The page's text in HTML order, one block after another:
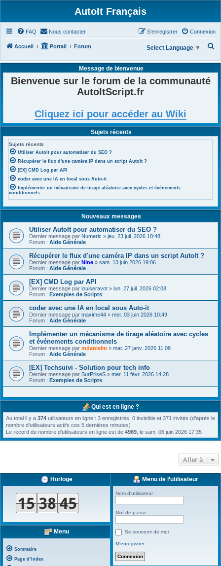
AutoIt Français
FAQ Nous contacter Connexion
S’enregistrer
Accueil Portail Forum
h
Select Language ▼
Message de bienvenue
Bienvenue sur le forum de la communauté
AutoItScript.fr
Cliquez ici pour accéder au Wiki
Sujets récents
Sujets récents
Utiliser AutoIt pour automatiser du SEO ?
Récupérer le flux d'une caméra IP dans un script AutoIt ?
[EX] CMD Log par API
coder avec une IA en local sous Auto-it
Implémenter un mécanisme de tirage aléatoire avec cycles et événements
conditionnels
Nouveaux messages
Utiliser AutoIt pour automatiser du SEO ?
Dernier message par Numeric » jeu. 23 juil. 2026 18:48
Forum : Aide Générale
Récupérer le flux d'une caméra IP dans un script AutoIt ?
Dernier message par Nine » sam. 13 juin 2026 19:06
Forum : Aide Générale
[EX] CMD Log par API
Dernier message par louiseravot » lun. 27 juil. 2026 02:08
Forum : Exemples de Scripts
coder avec une IA en local sous Auto-it
Dernier message par maxime44 » mer. 03 juin 2026 10:49
Forum : Aide Générale
Implémenter un mécanisme de tirage aléatoire avec cycles
et événements conditionnels
Dernier message par mdanielm » mar. 27 janv. 2026 11:08
Forum : Aide Générale
[EX] Techsuivi - Solution pour tech info
Dernier message par SurPriseS » mer. 11 févr. 2026 14:28
Forum : Exemples de Scripts
Qui est en ligne ?
Au total il y a 374 utilisateurs en ligne : 3 enregistrés, 0 invisible et 371 invités (d’après le
nombre d’utilisateurs actifs ces 5 dernières minutes)
Le record du nombre d’utilisateurs en ligne est de 4969 , le sam. 06 juin 2026 17:35
Aller à
Horloge
Menu
Sommaire
Page d’index
Menu de l’utilisateur
Nom d’utilisateur :
Mot de passe :
Se souvenir de moi
M’enregistrer